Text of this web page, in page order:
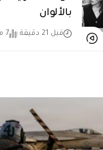
بالألوان
قبل 21 دقيقة 7 مشاهدات